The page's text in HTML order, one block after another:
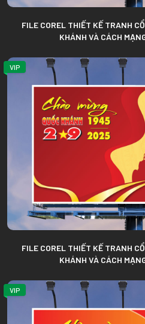
FILE COREL THIẾT KẾ TRANH
KHÁNH VÀ CÁCH
VIP
FILE COREL THIẾT KẾ TRANH
KHÁNH VÀ CÁCH
VIP